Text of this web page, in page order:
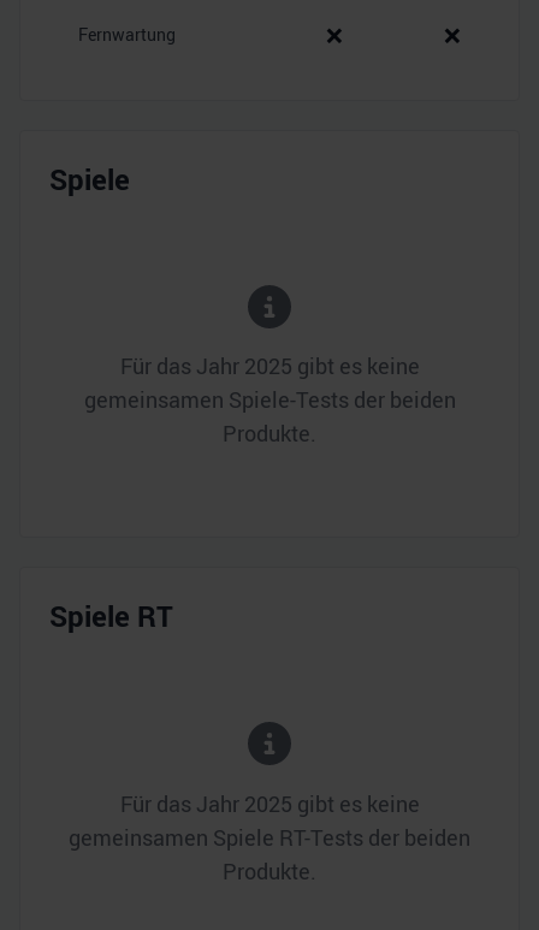
Fernwartung ❌ ❌
Spiele
Für das Jahr 2025 gibt es keine
gemeinsamen Spiele-Tests der beiden
Produkte.
Spiele RT
Für das Jahr 2025 gibt es keine
gemeinsamen Spiele RT-Tests der beiden
Produkte.